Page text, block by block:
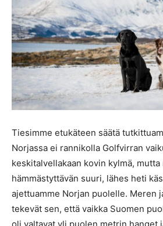
Tiesimme etukäteen säätä
Norjassa ei rannikolla Golfvirran
keskitalvellakaan kovin kylmä,
hämmästyttävän suuri, lähes heti
ajettuamme Norjan puolelle. Meren
tekevät sen, että vaikka Suomen